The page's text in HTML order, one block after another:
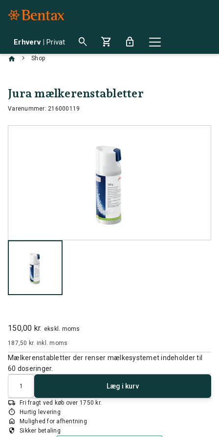
Erhverv | Privat search shopping_cart lock
chevron_right Shop
Jura mælkerenstabletter
Varenummer: 216000119
150,00 kr. ekskl. moms
187,50 kr. inkl. moms
Mælkerenstabletter der renser mælkesystemet indeholder til
60 doseringer.
Antal
Læg i kurv
local_shipping Fri fragt ved køb over 1750 kr.
timer Hurtig levering
home Mulighed for afhentning
security Sikker betaling